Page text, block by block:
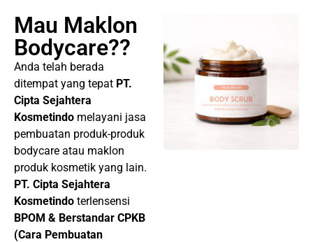
Mau Maklon
Bodycare??
Anda telah berada
ditempat yang tepat PT.
Cipta Sejahtera
Kosmetindo melayani jasa
pembuatan produk-produk
bodycare atau maklon
produk kosmetik yang lain.
PT. Cipta Sejahtera
Kosmetindo terlensensi
BPOM & Berstandar CPKB
(Cara Pembuatan